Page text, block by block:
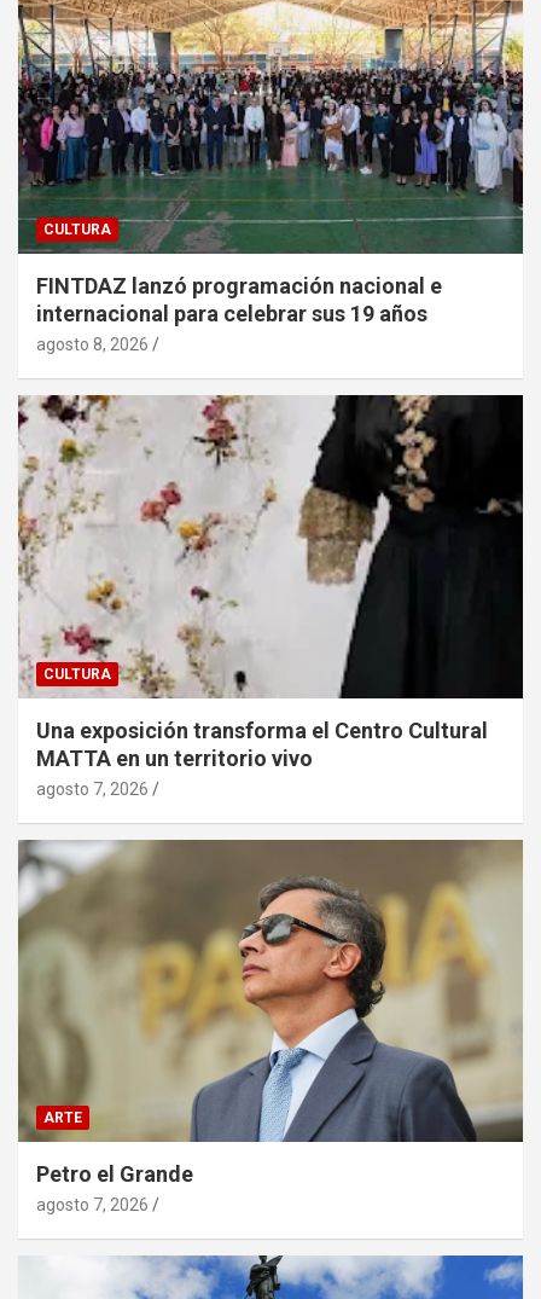
CULTURA
FINTDAZ lanzó programación nacional e
internacional para celebrar sus 19 años
agosto 8, 2026
CULTURA
Una exposición transforma el Centro Cultural
MATTA en un territorio vivo
agosto 7, 2026
ARTE
Petro el Grande
agosto 7, 2026